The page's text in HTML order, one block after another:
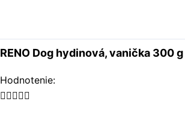
RENO Dog hydinová, vanička 300 g
Hodnotenie:

Rated